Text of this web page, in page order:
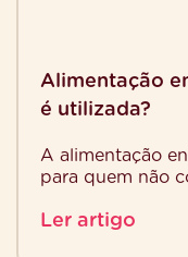
Alimentação
é utilizada?
A alimentação
para quem não
de nutrição […]
Ler artigo